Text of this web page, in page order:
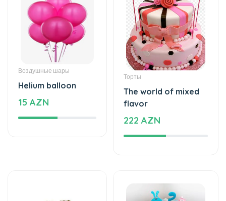
Воздушные шары
Helium balloon
15 AZN
Торты
The world of mixed
flavor
222 AZN